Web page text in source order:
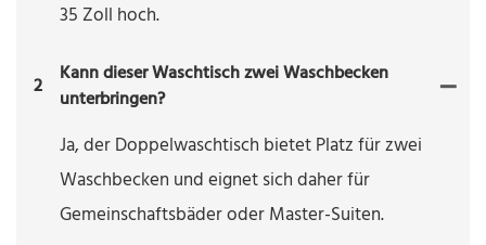
35 Zoll hoch.
2
Kann dieser Waschtisch zwei Waschbecken
unterbringen?
Ja, der Doppelwaschtisch bietet Platz für zwei
Waschbecken und eignet sich daher für
Gemeinschaftsbäder oder Master-Suiten.